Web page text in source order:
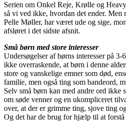
Serien om Onkel Reje, Krølle og
så vi ved ikke, hvordan det ender. Men
Pelle Møller, har været ude og sige,
afsløret i det sidste afsnit.
Små børn med store interesser
Undersøgelser af børns interesser på
ikke overraskende, at børn i denne
store og vanskelige emner som død,
familie, men også ting som bandeord,
Selv små børn kan med andre ord ikke
om søde venner og en ukompliceret
over, at der er grimme ting, sjove ting
Og det har de brug for hjælp til at forstå